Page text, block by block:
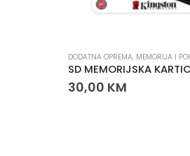
DODATNA OPREMA, MEMORIJA I
SD MEMORIJSKA
30,00 KM